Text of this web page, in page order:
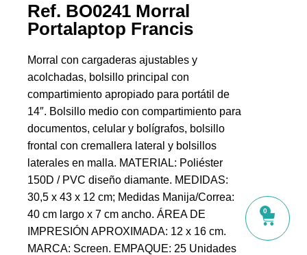
0
Ref. BO0241 Morral
Portalaptop Francis
Morral con cargaderas ajustables y
acolchadas, bolsillo principal con
compartimiento apropiado para portátil de
14″. Bolsillo medio con compartimiento para
documentos, celular y bolígrafos, bolsillo
frontal con cremallera lateral y bolsillos
laterales en malla. MATERIAL: Poliéster
150D / PVC diseño diamante. MEDIDAS:
30,5 x 43 x 12 cm; Medidas Manija/Correa:
40 cm largo x 7 cm ancho. ÁREA DE
IMPRESIÓN APROXIMADA: 12 x 16 cm.
MARCA: Screen. EMPAQUE: 25 Unidades